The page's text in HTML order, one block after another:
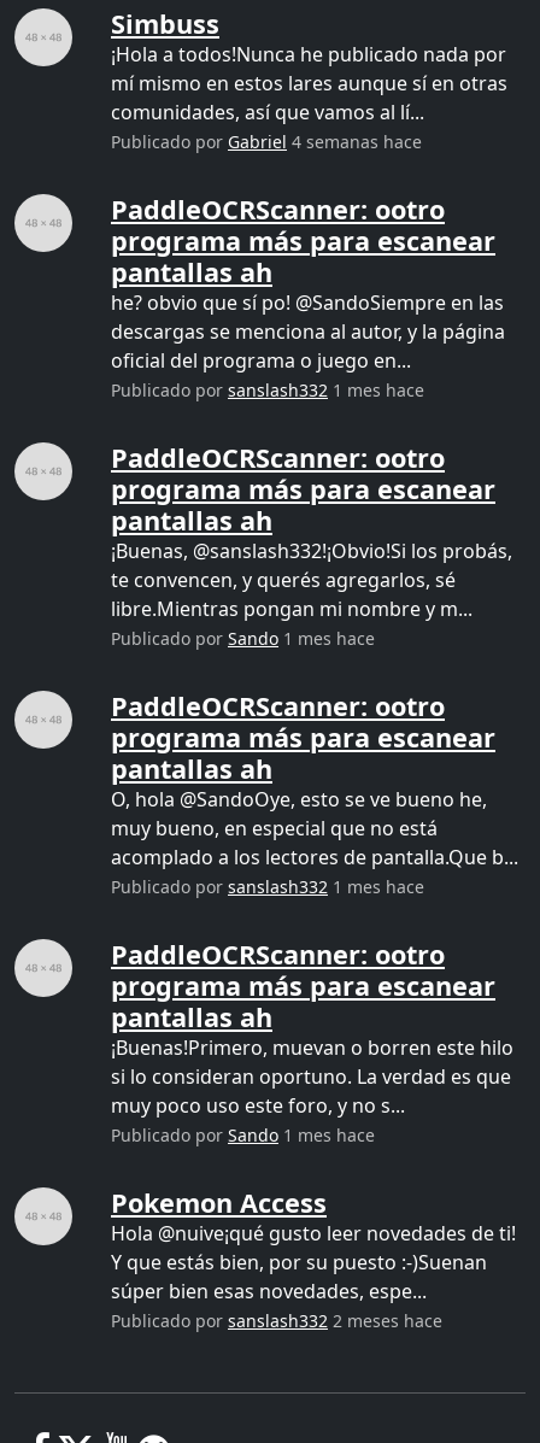
Simbuss
¡Hola a todos!Nunca he publicado nada por
mí mismo en estos lares aunque sí en otras
comunidades, así que vamos al lí...
Publicado por Gabriel 4 semanas hace
PaddleOCRScanner: ootro
programa más para escanear
pantallas ah
he? obvio que sí po! @SandoSiempre en las
descargas se menciona al autor, y la página
oficial del programa o juego en...
Publicado por sanslash332 1 mes hace
PaddleOCRScanner: ootro
programa más para escanear
pantallas ah
¡Buenas, @sanslash332!¡Obvio!Si los probás,
te convencen, y querés agregarlos, sé
libre.Mientras pongan mi nombre y m...
Publicado por Sando 1 mes hace
PaddleOCRScanner: ootro
programa más para escanear
pantallas ah
O, hola @SandoOye, esto se ve bueno he,
muy bueno, en especial que no está
acomplado a los lectores de pantalla.Que b...
Publicado por sanslash332 1 mes hace
PaddleOCRScanner: ootro
programa más para escanear
pantallas ah
¡Buenas!Primero, muevan o borren este hilo
si lo consideran oportuno. La verdad es que
muy poco uso este foro, y no s...
Publicado por Sando 1 mes hace
Pokemon Access
Hola @nuive¡qué gusto leer novedades de ti!
Y que estás bien, por su puesto :-)Suenan
súper bien esas novedades, espe...
Publicado por sanslash332 2 meses hace